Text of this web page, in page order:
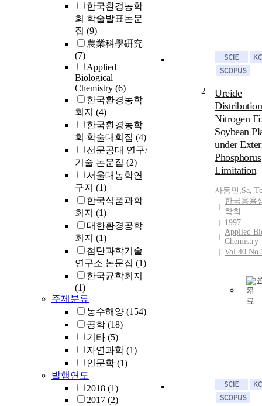
한국환경농학
회 학술발표논문
집 (9)
農業科學硏究
(7)
Applied
Biological
Chemistry (6)
한국환경농학
회지 (4)
한국환경농학
회 학술대회집 (4)
선문공대 연구/
기술 논문집 (2)
서울대농학연
구지 (1)
한국식품과학
회지 (1)
대한환경공학
회지 (1)
첨단과학기술
연구소 논문집 (1)
한국균학회지
(1)
주제분류
농수해양 (154)
공학 (18)
기타 (5)
자연과학 (1)
인문학 (1)
발행연도
2018 (1)
2017 (2)
2
Ureide
Nitrogen
Soybean
under
Phosphorus
Limitation
사동민 ,Sa,
한국응용
학회
1997
Applied
Chemistry
Vol.40
기